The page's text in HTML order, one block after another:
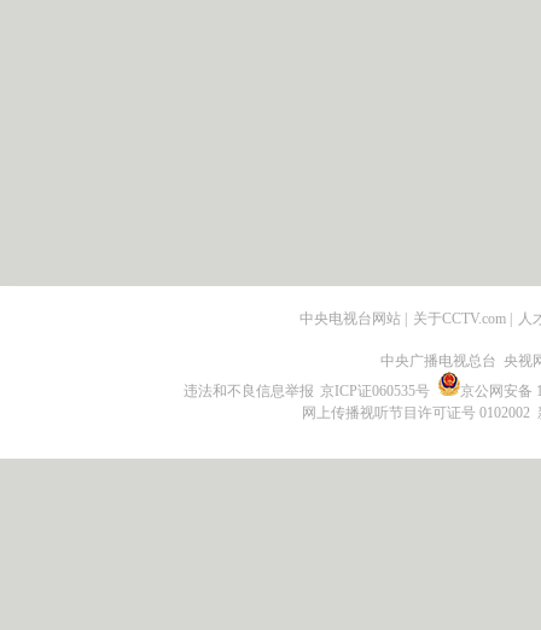
中央电视台网站 | 关于CCTV.com | 人
中央广播电视总台 央视
违法和不良信息举报 京ICP证060535号
京公网安备
网上传播视听节目许可证号 0102002